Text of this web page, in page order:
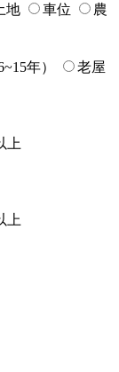
地 車位
農
年）
老屋
上
上